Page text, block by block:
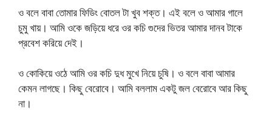
ও বলে বাবা তোমার ফিডিং বোতল টা খুব শক্ত। এই বলে ও আমার গালে
চুমু খায়। আমি ওকে জড়িয়ে ধরে ওর কচি গুদের ভিতর আমার দানব টাকে
প্রবেশ করিয়ে দেই।
ও কোকিয়ে ওঠে আমি ওর কচি দুধ মুখে নিয়ে চুষি। ও বলে বাবা আমার
কেমন লাগছে। কিছু বেরোবে। আমি বললাম একটু জল বেরোবে আর কিছু
না।